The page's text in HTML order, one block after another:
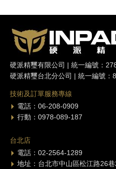
硬派精璽有限公司 | 統一編號：
硬派精璽台北分公司 | 統一編號：
技術及訂單服務專線
電話：06-208-0909
行動：0978-089-187
台北店
電話：02-2564-1289
地址：台北市中山區松江路26